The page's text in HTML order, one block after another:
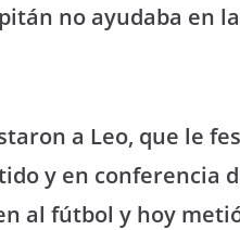
no ayudaba en la
a Leo, que le
y en conferencia
al fútbol y hoy metió